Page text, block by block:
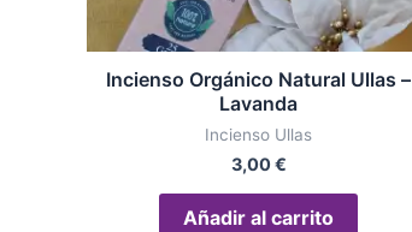
Incienso Orgánico Natural Ullas –
Lavanda
Incienso Ullas
3,00€
Añadir al carrito